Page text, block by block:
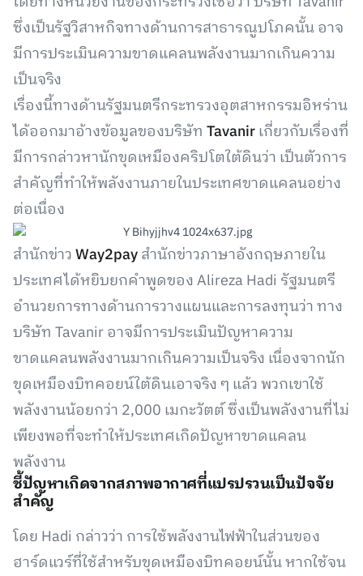
ซึ่งเป็นรัฐวิสาหกิจทางด้านการสาธารณูปโภคนั้น อาจ
มีการประเมินความขาดแคลนพลังงานมากเกินความ
เป็นจริง
เรื่องนี้ทางด้านรัฐมนตรีกระทรวงอุตสาหกรรมอิหร่าน
ได้ออกมาอ้างข้อมูลของบริษัท Tavanirเกี่ยวกับเรื่องที่
มีการกล่าวหานักขุดเหมืองคริปโตใต้ดินว่า เป็นตัวการ
สำคัญที่ทำให้พลังงานภายในประเทศขาดแคลนอย่าง
ต่อเนื่อง
สำนักข่าวWay2payสำนักข่าวภาษาอังกฤษภายใน
ประเทศได้หยิบยกคำพูดของ Alireza Hadi รัฐมนตรี
อำนวยการทางด้านการวางแผนและการลงทุนว่า ทาง
บริษัท Tavanir อาจมีการประเมินปัญหาความ
ขาดแคลนพลังงานมากเกินความเป็นจริง เนื่องจากนัก
ขุดเหมืองบิทคอยน์ใต้ดินเอาจริง ๆ แล้ว พวกเขาใช้
พลังงานน้อยกว่า 2,000 เมกะวัตต์ ซึ่งเป็นพลังงานที่ไม่
เพียงพอที่จะทำให้ประเทศเกิดปัญหาขาดแคลน
พลังงาน
ชี้ปัญหาเกิดจากสภาพอากาศที่แปรปรวนเป็นปัจจัย
สำคัญ
โดย Hadi กล่าวว่า การใช้พลังงานไฟฟ้าในส่วนของ
ฮาร์ดแวร์ที่ใช้สำหรับขุดเหมืองบิทคอยน์นั้น หากใช้จน